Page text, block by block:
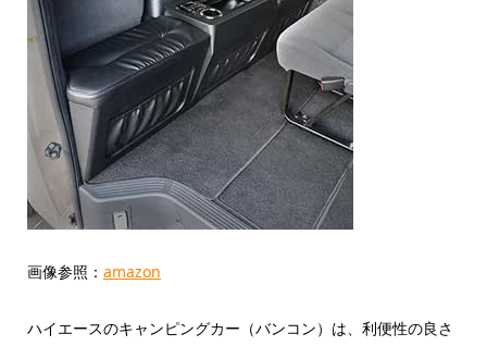
画像参照： amazon
ハイエースのキャンピングカー（バンコン）は、利便性の良さ